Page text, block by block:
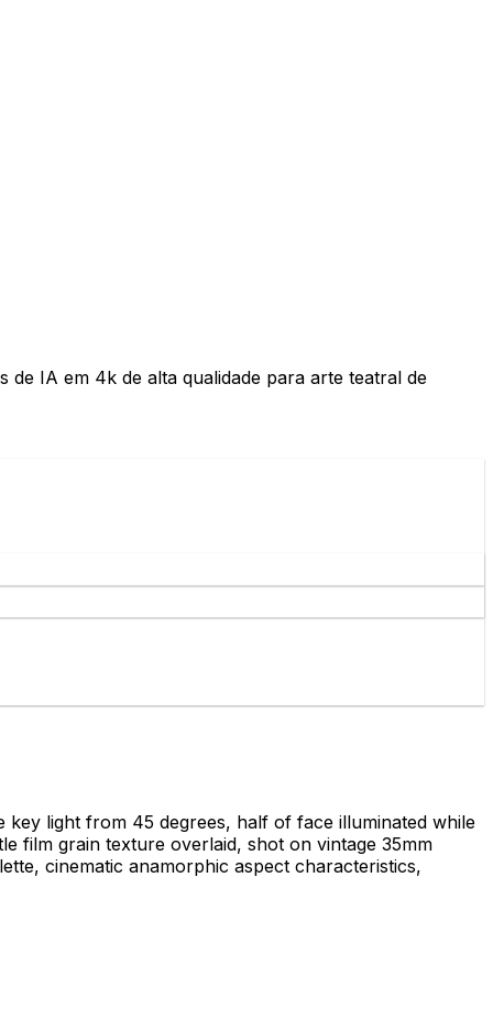
IA em 4k de alta qualidade para arte teatral de
key light from 45 degrees, half of face illuminated while
film grain texture overlaid, shot on vintage 35mm
cinematic anamorphic aspect characteristics,